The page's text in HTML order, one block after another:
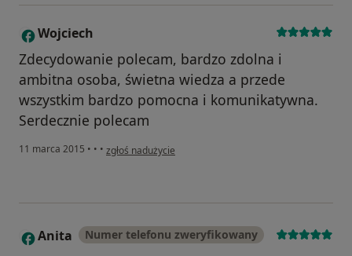
W Wojciech
Zdecydowanie polecam, bardzo zdolna i
ambitna osoba, świetna wiedza a przede
wszystkim bardzo pomocna i komunikatywna.
Serdecznie polecam
11 marca 2015 • • • w opinii użytkownika Wojciech
zgłoś nadużycie
A Anita Numer telefonu zweryfikowany